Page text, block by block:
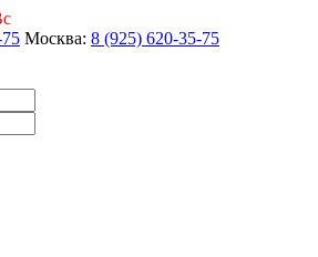
Москва: 8 (925) 620-35-75